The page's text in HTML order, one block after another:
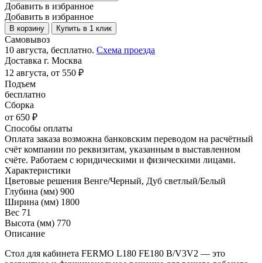
Добавить в избранное
Добавить в избранное
В корзину Купить в 1 клик
Самовывоз
10 августа, бесплатно. Схема проезда
Доставка г. Москва
12 августа, от 550 ₽
Подъем
бесплатно
Сборка
от 650 ₽
Способы оплаты
Оплата заказа возможна банковским переводом на расчётный
счёт компании по реквизитам, указанным в выставленном
счёте. Работаем с юридическими и физическими лицами.
Характеристики
Цветовые решения Венге/Черный, Дуб светлый/Белый
Глубина (мм) 900
Ширина (мм) 1800
Вес 71
Высота (мм) 770
Описание
Стол для кабинета FERMO L180 FE180 B/V3V2 — это